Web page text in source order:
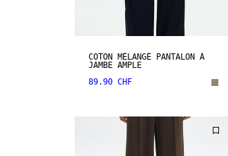
COTON MÉLANGÉ PANTALON À
JAMBE AMPLE
89.90 CHF